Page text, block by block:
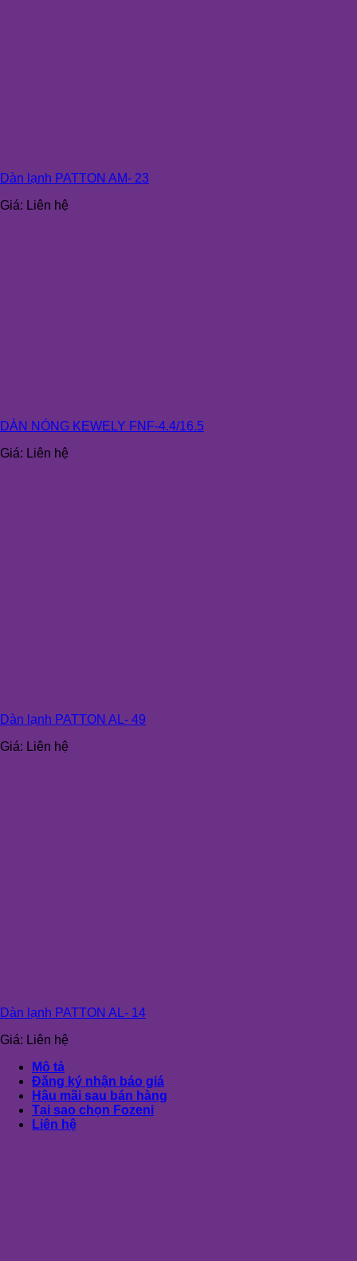
Dàn lạnh PATTON AM- 23
Giá: Liên hệ
DÀN NÓNG KEWELY FNF-4.4/16.5
Giá: Liên hệ
Dàn lạnh PATTON AL- 49
Giá: Liên hệ
Dàn lạnh PATTON AL- 14
Giá: Liên hệ
Mô tả
Đăng ký nhận báo giá
Hậu mãi sau bán hàng
Tại sao chọn Fozeni
Liên hệ